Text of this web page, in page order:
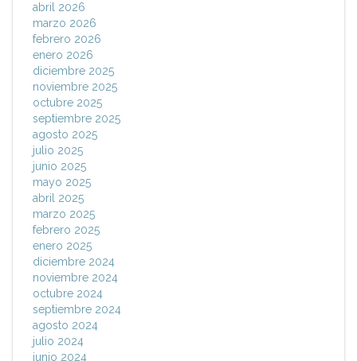
abril 2026
marzo 2026
febrero 2026
enero 2026
diciembre 2025
noviembre 2025
octubre 2025
septiembre 2025
agosto 2025
julio 2025
junio 2025
mayo 2025
abril 2025
marzo 2025
febrero 2025
enero 2025
diciembre 2024
noviembre 2024
octubre 2024
septiembre 2024
agosto 2024
julio 2024
junio 2024